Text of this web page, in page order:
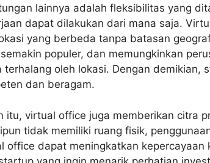
lainnya adalah fleksibilitas yang
dapat dilakukan dari mana saja.
yang berbeda tanpa batasan
populer, dan memungkinkan
terhalang oleh lokasi. Dengan demikian,
dan beragam.
itu, virtual office juga memberikan citra
tidak memiliki ruang fisik,
office dapat meningkatkan